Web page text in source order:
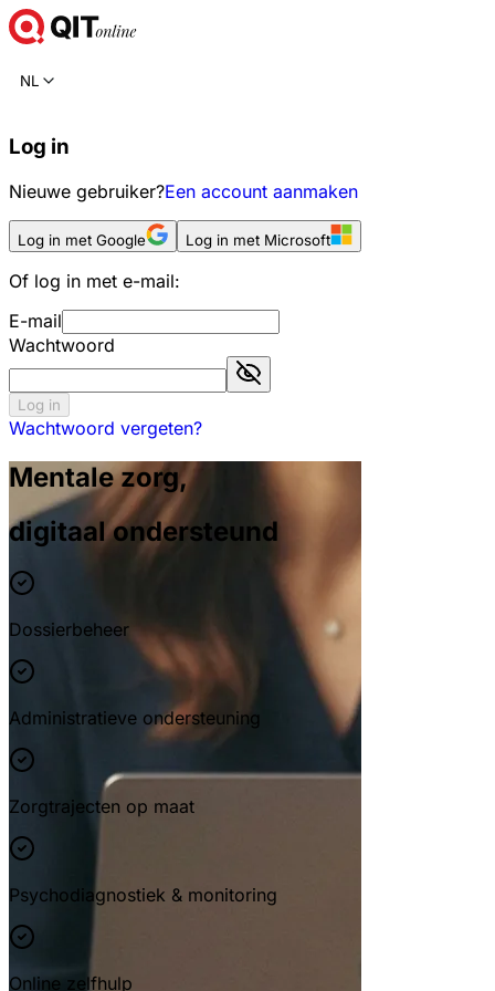
NL
Log in
Nieuwe gebruiker?Een account aanmaken
Log in met Google Log in met Microsoft
Of log in met e-mail:
E-mail
Wachtwoord
Log in
Wachtwoord vergeten?
Mentale zorg,
digitaal ondersteund
Dossierbeheer
Administratieve ondersteuning
Zorgtrajecten op maat
Psychodiagnostiek & monitoring
Online zelfhulp